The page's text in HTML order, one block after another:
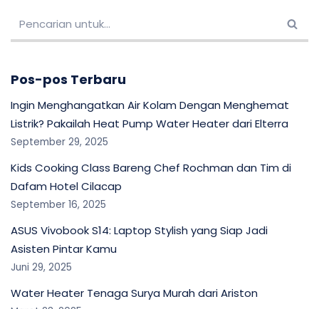
Pos-pos Terbaru
Ingin Menghangatkan Air Kolam Dengan Menghemat
Listrik? Pakailah Heat Pump Water Heater dari Elterra
September 29, 2025
Kids Cooking Class Bareng Chef Rochman dan Tim di
Dafam Hotel Cilacap
September 16, 2025
ASUS Vivobook S14: Laptop Stylish yang Siap Jadi
Asisten Pintar Kamu
Juni 29, 2025
Water Heater Tenaga Surya Murah dari Ariston